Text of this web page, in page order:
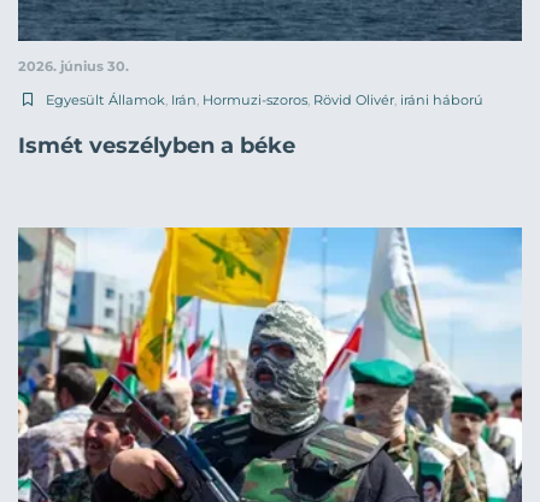
2026. június 30.
Egyesült Államok Irán Hormuzi-szoros Rövid Olivér iráni háború
Ismét veszélyben a béke